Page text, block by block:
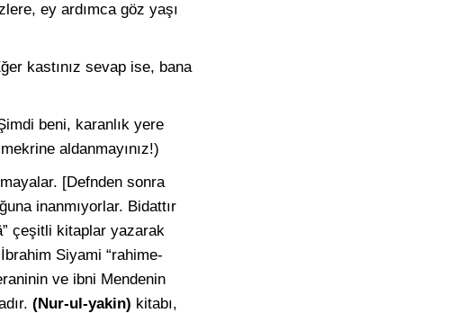
ey ardımca göz yaşı
kastınız sevap ise, bana
beni, karanlık yere
aldanmayınız!)
[Defnden sonra
inanmıyorlar. Bidattır
çeşitli kitaplar yazarak
Siyami “rahime-
ve ibni Mendenin
(Nur-ul-yakin) kitabı,